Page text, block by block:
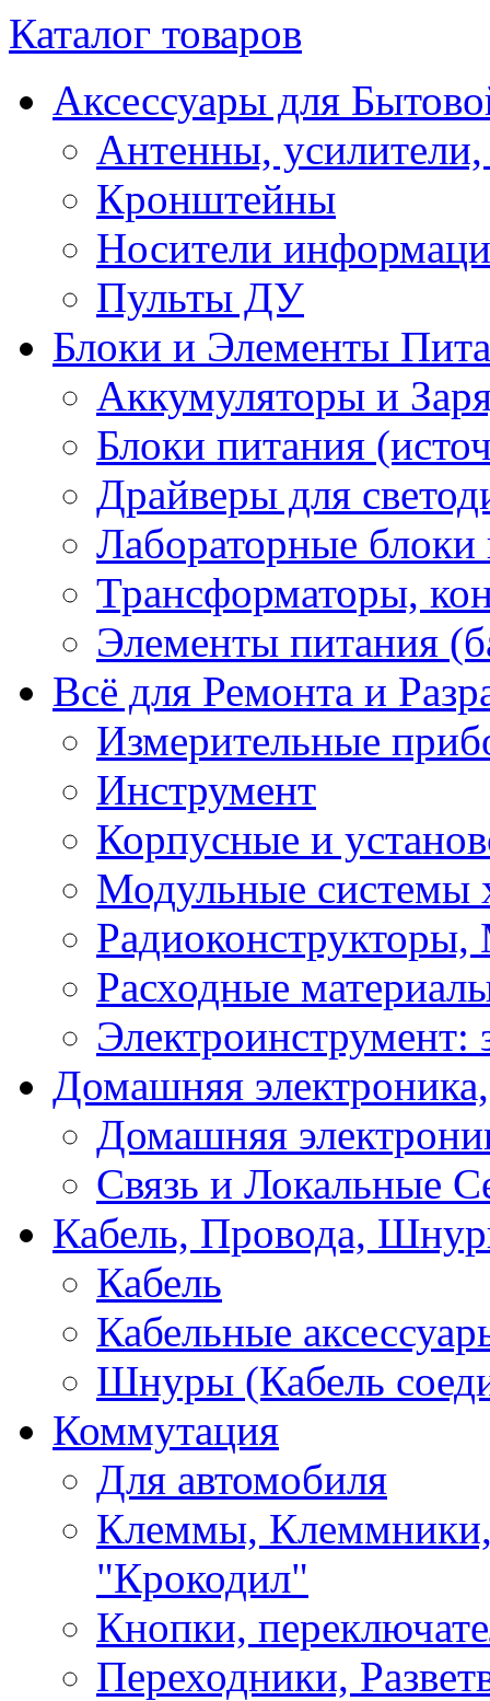
Каталог товаров
Аксессуары для
Антенны, усилители,
Кронштейны
Носители
Пульты ДУ
Блоки и Элементы
Аккумуляторы и
Блоки питания
Драйверы для
Лабораторные блоки
Трансформаторы,
Элементы питания
Всё для Ремонта и
Измерительные
Инструмент
Корпусные и
Модульные системы
Расходные
Электроинструмент:
Домашняя
Домашняя
Связь и Локальные
Кабель, Провода,
Кабель
Кабельные
Шнуры (Кабель
Коммутация
Для автомобиля
Клеммы,
"Крокодил"
Кнопки,
Переходники,